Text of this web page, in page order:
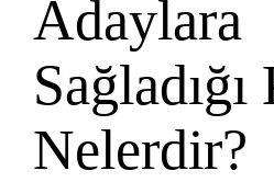
Adaylara
Nelerdir?